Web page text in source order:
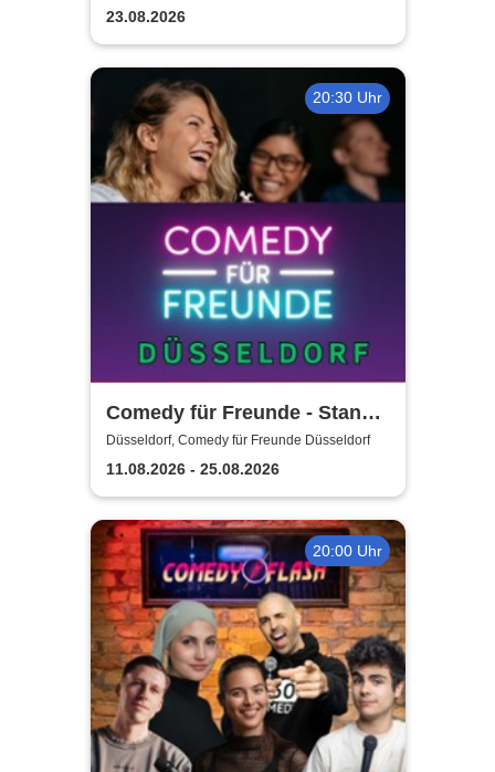
23.08.2026
20:30 Uhr
Comedy für Freunde - Stand-
Up Open Mic | Düsseldorf
Düsseldorf, Comedy für Freunde Düsseldorf
11.08.2026 - 25.08.2026
20:00 Uhr